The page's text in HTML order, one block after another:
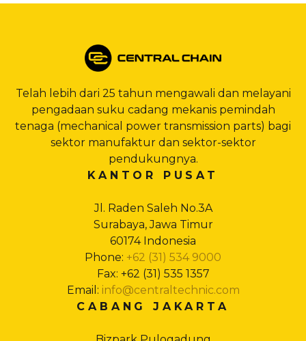
Telah lebih dari 25 tahun mengawali dan melayani
pengadaan suku cadang mekanis pemindah
tenaga (mechanical power transmission parts) bagi
sektor manufaktur dan sektor-sektor
pendukungnya.
KANTOR PUSAT
Jl. Raden Saleh No.3A
Surabaya, Jawa Timur
60174 Indonesia
Phone: +62 (31) 534 9000
Fax: +62 (31) 535 1357
Email: info@centraltechnic.com
CABANG JAKARTA